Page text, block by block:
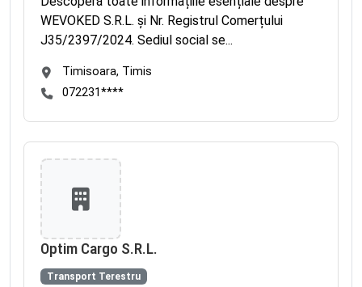
WEVOKED S.R.L. și Nr. Registrul Comerțului
J35/2397/2024. Sediul social se...
Timisoara, Timis
072231****
Optim Cargo S.R.L.
Transport Terestru